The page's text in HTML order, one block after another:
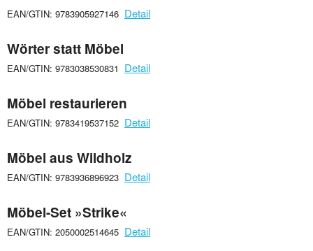
EAN/GTIN: 9783905927146 Detail
Wörter statt Möbel
EAN/GTIN: 9783038530831 Detail
Möbel restaurieren
EAN/GTIN: 9783419537152 Detail
Möbel aus Wildholz
EAN/GTIN: 9783936896923 Detail
Möbel-Set »Strike«
EAN/GTIN: 2050002514645 Detail